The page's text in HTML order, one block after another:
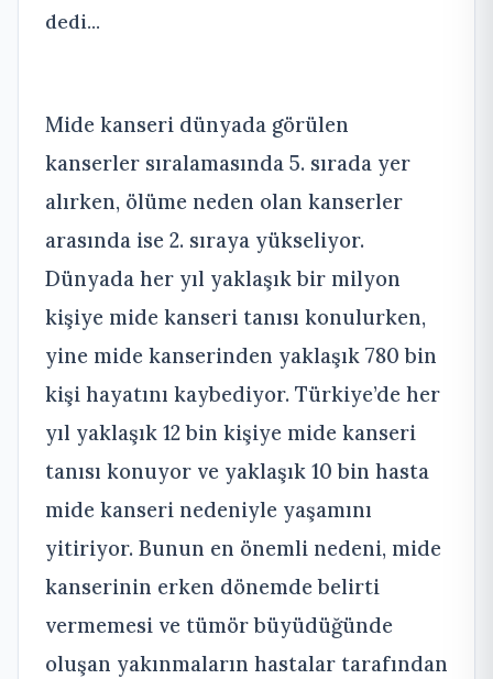
dedi...
Mide kanseri dünyada görülen
kanserler sıralamasında 5. sırada yer
alırken, ölüme neden olan kanserler
arasında ise 2. sıraya yükseliyor.
Dünyada her yıl yaklaşık bir milyon
kişiye mide kanseri tanısı konulurken,
yine mide kanserinden yaklaşık 780 bin
kişi hayatını kaybediyor. Türkiye’de her
yıl yaklaşık 12 bin kişiye mide kanseri
tanısı konuyor ve yaklaşık 10 bin hasta
mide kanseri nedeniyle yaşamını
yitiriyor. Bunun en önemli nedeni, mide
kanserinin erken dönemde belirti
vermemesi ve tümör büyüdüğünde
oluşan yakınmaların hastalar tarafından